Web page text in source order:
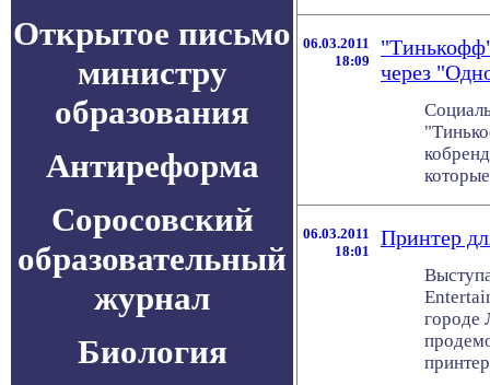
Открытое письмо
министру
образования
Антиреформа
Соросовский
образовательный
журнал
Биология
06.03.2011
18:09
через
06.03.2011
18:01
Принтер
городе